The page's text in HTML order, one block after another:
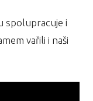
spolupracuje i
vařili i naši